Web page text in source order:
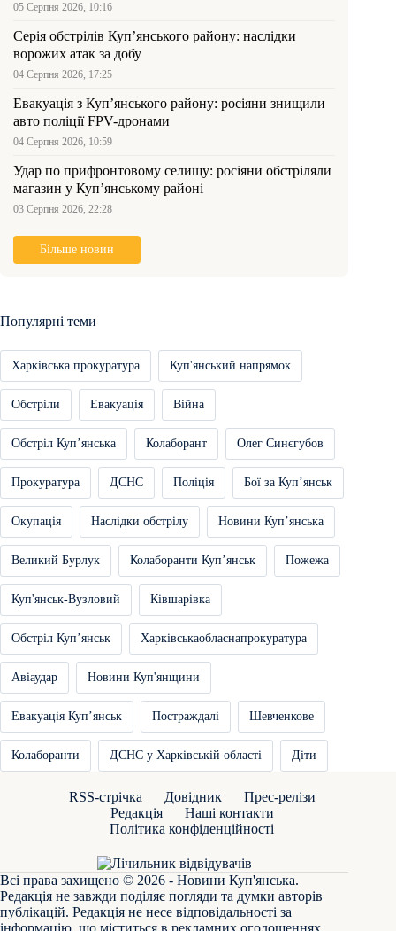
05 Серпня 2026, 10:16
Серія обстрілів Куп’янського району: наслідки
ворожих атак за добу
04 Серпня 2026, 17:25
Евакуація з Куп’янського району: росіяни знищили
авто поліції FPV-дронами
04 Серпня 2026, 10:59
Удар по прифронтовому селищу: росіяни обстріляли
магазин у Куп’янському районі
03 Серпня 2026, 22:28
Більше новин
Популярні теми
Харківська прокуратура Куп'янський напрямок
Обстріли Евакуація Війна
Обстріл Купʼянська Колаборант Олег Синєгубов
Прокуратура ДСНС Поліція Бої за Купʼянськ
Окупація Наслідки обстрілу Новини Купʼянська
Великий Бурлук Колаборанти Купʼянськ Пожежа
Куп'янськ-Вузловий Ківшарівка
Обстріл Купʼянськ Харківськаобласнапрокуратура
Авіаудар Новини Куп'янщини
Евакуація Купʼянськ Постраждалі Шевченкове
Колаборанти ДСНС у Харківській області Діти
RSS-стрічка Довідник
Прес-релізи
Редакція
Наші контакти
Політика конфіденційності
Всі права захищено © 2026 - Новини Куп'янська.
Редакція не завжди поділяє погляди та думки авторів
публікацій. Редакція не несе відповідальності за
інформацію, що міститься в рекламних оголошеннях.